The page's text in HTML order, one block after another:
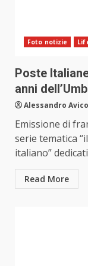
Foto notizie
Poste
anni
Alessandro Avico
Emissione di
serie tematica
italiano”
Read More